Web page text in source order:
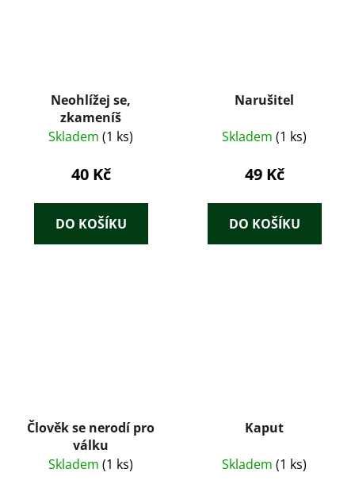
Neohlížej se,
zkameníš
Skladem (1 ks)
40 Kč
DO KOŠÍKU
Narušitel
Skladem (1 ks)
49 Kč
DO KOŠÍKU
Člověk se nerodí pro
válku
Skladem (1 ks)
Kaput
Skladem (1 ks)